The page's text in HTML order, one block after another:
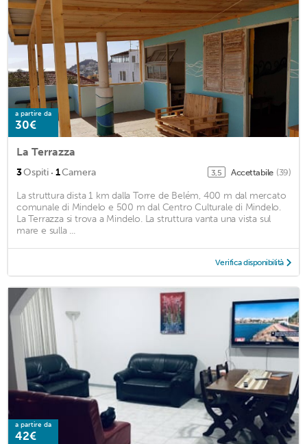
a partire da
30€
La Terrazza
3Ospiti · 1Camera 3,5 Accettabile (39)
La struttura dista 1 km dalla Torre de Belém, 400 m dal mercato
comunale di Mindelo e 500 m dal Centro Culturale di Mindelo.
La Terrazza si trova a Mindelo. La struttura vanta una vista sul
mare e sulla ...
Verifica disponibilità
a partire da
42€